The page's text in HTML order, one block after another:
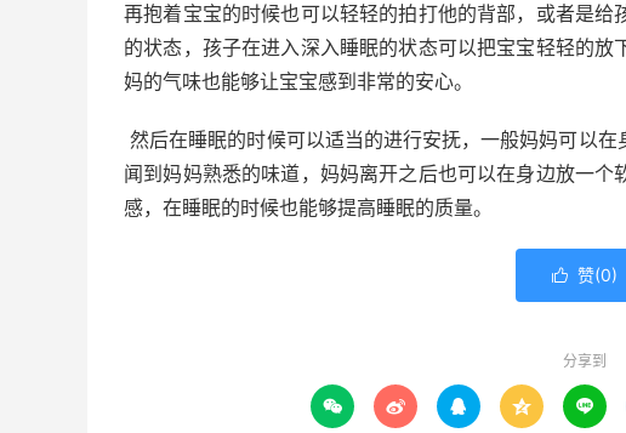
再抱着宝宝的时候也可以轻轻的拍打他的背部，或者是
的状态，孩子在进入深入睡眠的状态可以把宝宝轻轻的
妈的气味也能够让宝宝感到非常的安心。
然后在睡眠的时候可以适当的进行安抚，一般妈妈可以
闻到妈妈熟悉的味道，妈妈离开之后也可以在身边放一
感，在睡眠的时候也能够提高睡眠的质量。
 赞(0)
分享到
    